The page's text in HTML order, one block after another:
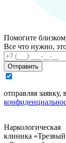
Помогите
Все что нужно,
Отправить
отправляя заявку,
Наркологическая
клиника